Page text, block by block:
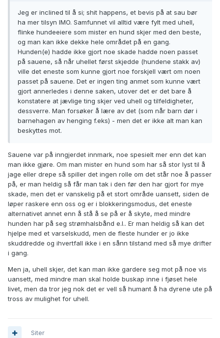
Jeg er inclined til å si; shit happens, et bevis på at sau bør
ha mer tilsyn IMO. Samfunnet vil alltid være fylt med uhell,
flinke hundeeiere som mister en hund skjer med den beste,
og man kan ikke dekke hele området på en gang.
Hunden(e) hadde ikke gjort noe skade hadde noen passet
på sauene, så når uhellet først skjedde (hundene stakk av)
ville det eneste som kunne gjort noe forskjell vært om noen
passet på sauene. Det er ingen ting anmet som kunne vært
gjort annerledes i denne saken, utover det er det bare å
konstatere at jævlige ting skjer ved uhell og tilfeldigheter,
dessverre. Man forsøker å lære av det (som når barn dør i
barnehagen av henging f.eks) - men det er ikke alt man kan
beskyttes mot.
Sauene var på inngjerdet innmark, noe spesielt mer enn det kan
man ikke gjøre. Om man mister en hund som har så stor lyst til å
jage eller drepe så spiller det ingen rolle om det står noe å passer
på, er man heldig så får man tak i den før den har gjort for mye
skade, men det er vanskelig på et stort område uansett, siden de
løper raskere enn oss og er i blokkeringsmodus, det eneste
alternativet annet enn å stå å se på er å skyte, med mindre
hunden har på seg strømhalsbånd e.l.. Er man heldig så kan det
hjelpe med et varselskudd, men de fleste hunder er jo ikke
skuddredde og ihvertfall ikke i en sånn tilstand med så mye drifter
i gang.
Men ja, uhell skjer, det kan man ikke gardere seg mot på noe vis
uansett, med mindre man skal holde buskap inne i fjøset hele
livet, men da tror jeg nok det er vell så humant å ha dyrene ute på
tross av mulighet for uhell.
Siter